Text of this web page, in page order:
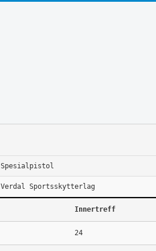
Spesialpistol
Verdal Sportsskytterlag
Innertreff
24